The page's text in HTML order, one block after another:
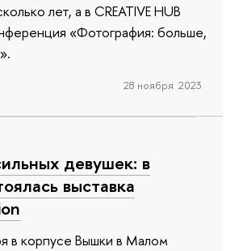
лет, а в CREATIVE HUB
«Фотография: больше,
28 ноября 2023
девушек: в
выставка
в корпусе Вышки в Малом